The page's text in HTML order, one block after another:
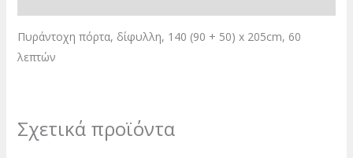
Πυράντοχη πόρτα, δίφυλλη, 140 (90 + 50) x 205cm, 60
λεπτών
Σχετικά προϊόντα